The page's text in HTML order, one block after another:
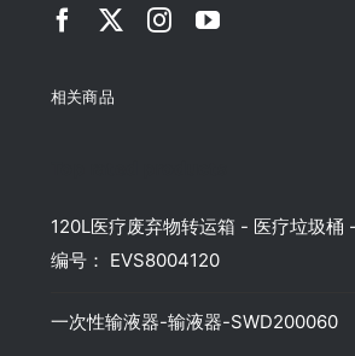
相关商品
120L医疗废弃物转运箱 - 医疗垃圾桶
编号： EVS8004120
一次性输液器-输液器-SWD200060